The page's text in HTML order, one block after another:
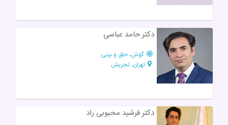
دکتر حامد عباسی
گوش، حلق و بینی
تهران، تجریش
دکتر فرشید محبوبی راد